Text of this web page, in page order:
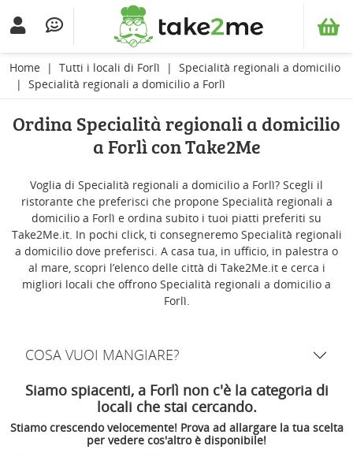
Home Tutti i locali di Forlì
Specialità regionali a domicilio
Specialità regionali a domicilio a Forlì
Ordina Specialità regionali a domicilio
a Forlì con Take2Me
Voglia di Specialità regionali a domicilio a Forlì? Scegli il
ristorante che preferisci che propone Specialità regionali a
domicilio a Forlì e ordina subito i tuoi piatti preferiti su
Take2Me.it. In pochi click, ti consegneremo Specialità regionali
a domicilio dove preferisci. A casa tua, in ufficio, in palestra o
al mare, scopri l’elenco delle città di Take2Me.it e cerca i
migliori locali che offrono Specialità regionali a domicilio a
Forlì.
COSA VUOI MANGIARE?
Siamo spiacenti, a Forlì non c'è la categoria di
locali che stai cercando.
Stiamo crescendo velocemente! Prova ad allargare la tua scelta
per vedere cos'altro è disponibile!